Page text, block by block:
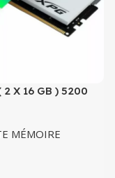
2 X 16 GB ) 5200
MÉMOIRE